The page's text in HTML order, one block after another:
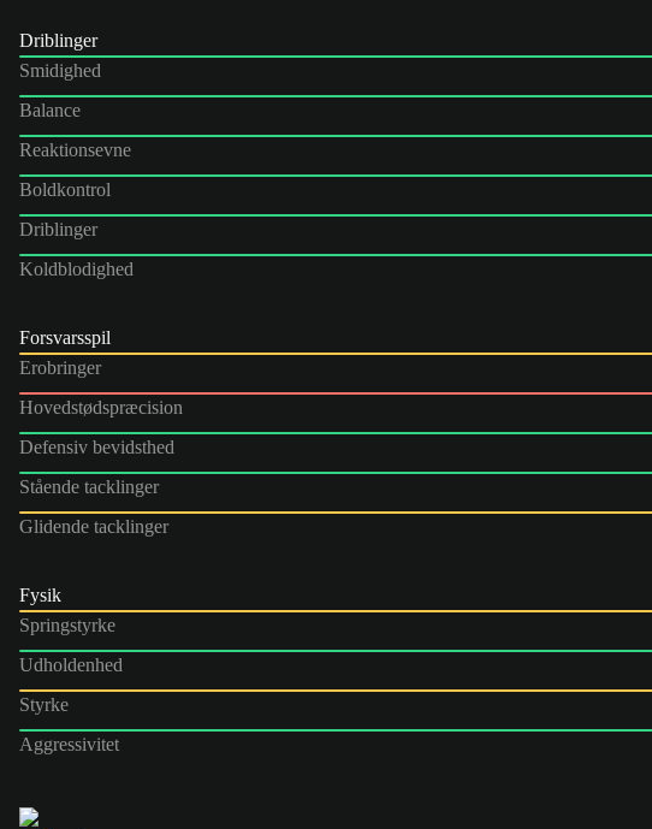
Driblinger
Smidighed
Balance
Reaktionsevne
Boldkontrol
Driblinger
Koldblodighed
Forsvarsspil
Erobringer
Hovedstødspræcision
Defensiv bevidsthed
Stående tacklinger
Glidende tacklinger
Fysik
Springstyrke
Udholdenhed
Styrke
Aggressivitet